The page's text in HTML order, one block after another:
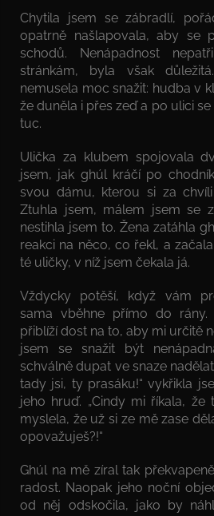
Chytila jsem se zábradlí,
opatrně našlapovala, aby se
schodů. Nenápadnost
stránkám, byla však
nemusela moc snažit: hudba v
že duněla i přes zeď a po ulici
tuc.
Ulička za klubem spojovala
jsem, jak ghúl kráčí po
svou dámu, kterou si za
Ztuhla jsem, málem jsem se
nestihla jsem to. Žena zatáhla
reakci na něco, co řekl, a
té uličky, v níž jsem čekala já.
Vždycky potěší, když vám
sama vběhne přímo do rány.
přiblíží dost na to, aby mi určitě
jsem se snažit být
schválně dupat ve snaze
tady jsi, ty prasáku!“ vykřikla
jeho hruď. „Cindy mi říkala,
myslela, že už si ze mě zase
opovažuješ?!“
Ghúl na mě zíral tak
radost. Naopak jeho noční
od něj odskočila, jako by